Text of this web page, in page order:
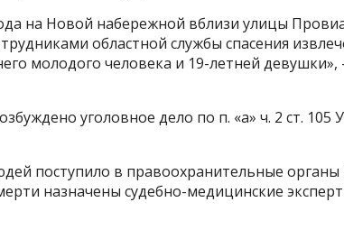
на Новой набережной вблизи улицы
областной службы спасения
молодого человека и 19-летней девушки»,
уголовное дело по п. «а» ч. 2 ст. 105
поступило в правоохранительные органы
назначены судебно-медицинские